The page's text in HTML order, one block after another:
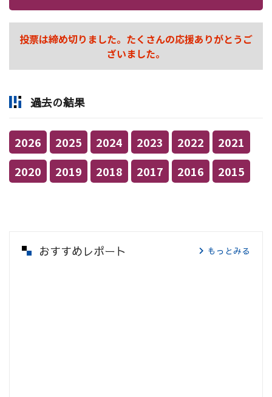
投票は締め切りました。たくさんの応援ありがとうご
ざいました。
過去の結果
2026 2025 2024 2023 2022
2021
2020
2019 2018 2017 2016 2015
おすすめレポート もっとみる